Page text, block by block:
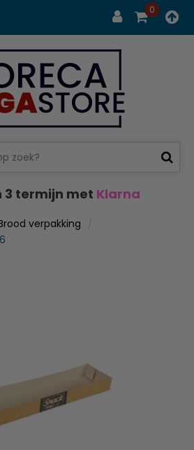
0
3 termijn met Klarna
verpakking